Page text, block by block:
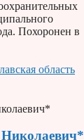
Похоронен в
область